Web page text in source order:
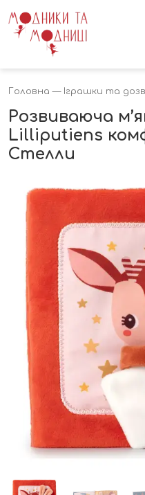
Головна — Іграшки та
Розвиваюча
Lilliputiens
Стелли